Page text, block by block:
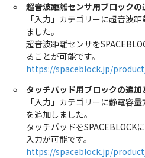
超音波距離センサ用ブロック
「入力」カテゴリーに超音波
ました。
超音波距離センサを
ることが可能です。
https://spaceblock.jp/
タッチパッド用ブロックの追
「入力」カテゴリーに静電容
を追加しました。
タッチパッドをSPACEBLOCK
入力が可能です。
https://spaceblock.jp/product/